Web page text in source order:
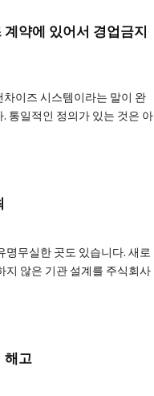
약에 있어서 경업금지
이즈 시스템이라는 말이 완
통일적인 정의가 있는 것은 아
무실한 곳도 있습니다. 새로
지 않은 기관 설계를 주식회사
해고